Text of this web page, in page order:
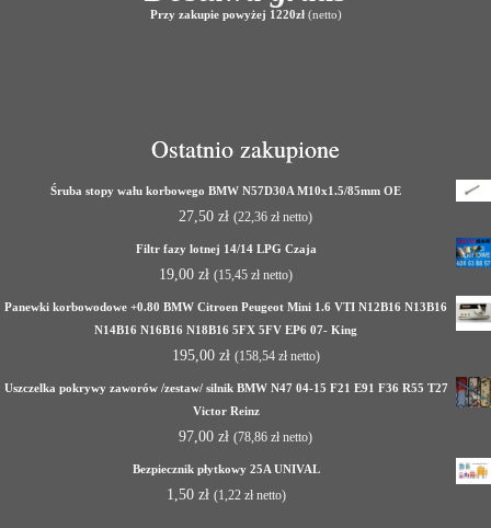
Przy zakupie powyżej 1220zł(netto)
Ostatnio zakupione
Śruba stopy wału korbowego BMW N57D30A M10x1.5/85mm OE
27,50 zł (22,36 zł netto)
Filtr fazy lotnej 14/14 LPG Czaja
19,00 zł (15,45 zł netto)
Panewki korbowodowe +0.80 BMW Citroen Peugeot Mini 1.6 VTI N12B16 N13B16
N14B16 N16B16 N18B16 5FX 5FV EP6 07- King
195,00 zł (158,54 złnetto)
Uszczelka pokrywy zaworów /zestaw/ silnik BMW N47 04-15 F21 E91 F36 R55 T27
Victor Reinz
97,00 zł (78,86 zł netto)
Bezpiecznik płytkowy 25A UNIVAL
1,50 zł (1,22 złnetto)